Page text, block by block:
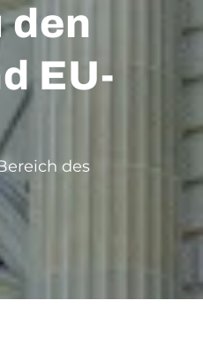
EU-
des